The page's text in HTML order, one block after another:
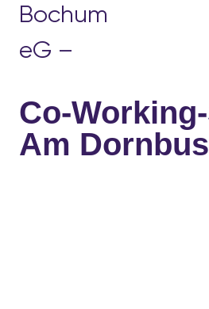
Skip
content
Co-
Am